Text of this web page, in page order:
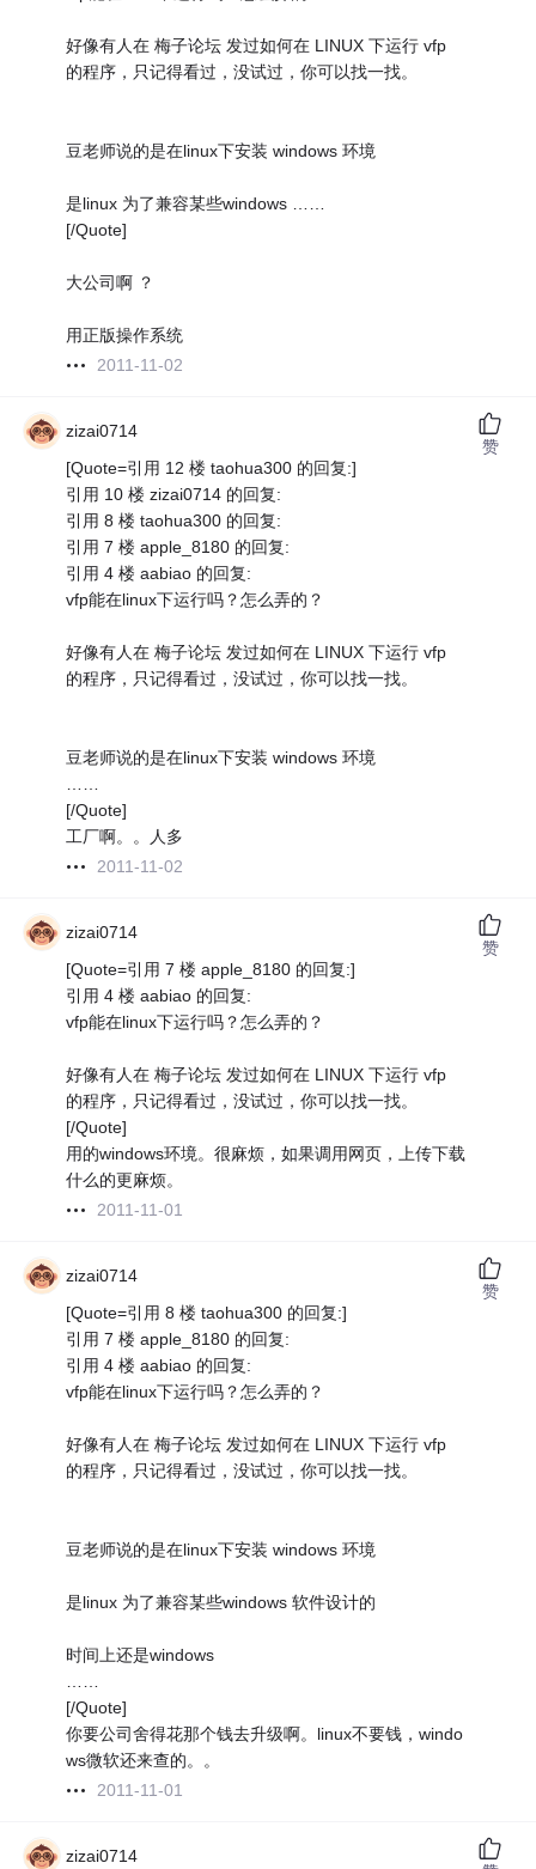
好像有人在 梅子论坛 发过如何在 LINUX 下运行 vfp
的程序，只记得看过，没试过，你可以找一找。
豆老师说的是在linux下安装 windows 环境
是linux 为了兼容某些windows ……
[/Quote]
大公司啊 ？
用正版操作系统
2011-11-02
zizai0714
[Quote=引用 12 楼 taohua300 的回复:]
引用 10 楼 zizai0714 的回复:
引用 8 楼 taohua300 的回复:
引用 7 楼 apple_8180 的回复:
引用 4 楼 aabiao 的回复:
vfp能在linux下运行吗？怎么弄的？
好像有人在 梅子论坛 发过如何在 LINUX 下运行 vfp
的程序，只记得看过，没试过，你可以找一找。
豆老师说的是在linux下安装 windows 环境
……
[/Quote]
工厂啊。。人多
2011-11-02
赞
zizai0714
[Quote=引用 7 楼 apple_8180 的回复:]
引用 4 楼 aabiao 的回复:
vfp能在linux下运行吗？怎么弄的？
好像有人在 梅子论坛 发过如何在 LINUX 下运行 vfp
的程序，只记得看过，没试过，你可以找一找。
[/Quote]
用的windows环境。很麻烦，如果调用网页，上传下载
什么的更麻烦。
2011-11-01
赞
zizai0714
[Quote=引用 8 楼 taohua300 的回复:]
引用 7 楼 apple_8180 的回复:
引用 4 楼 aabiao 的回复:
vfp能在linux下运行吗？怎么弄的？
好像有人在 梅子论坛 发过如何在 LINUX 下运行 vfp
的程序，只记得看过，没试过，你可以找一找。
豆老师说的是在linux下安装 windows 环境
是linux 为了兼容某些windows 软件设计的
时间上还是windows
……
[/Quote]
你要公司舍得花那个钱去升级啊。linux不要钱，windo
ws微软还来查的。。
2011-11-01
赞
zizai0714